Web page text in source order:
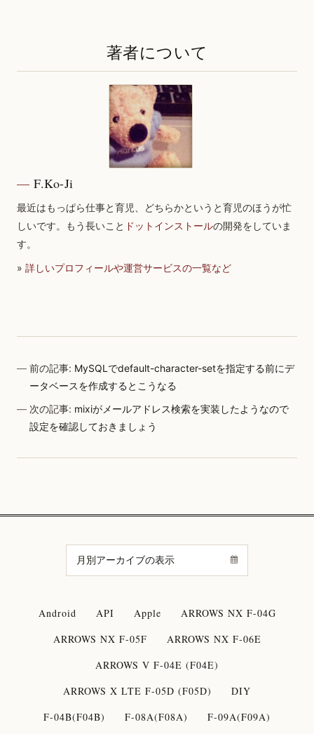
著者について
F.Ko-Ji
最近はもっぱら仕事と育児、どちらかというと育児のほうが忙
しいです。もう長いこと ドットインストールの開発をしていま
す。
» 詳しいプロフィールや運営サービスの一覧など
前の記事: MySQLでdefault-character-setを指定する前にデ
ータベースを作成するとこうなる
次の記事: mixiがメールアドレス検索を実装したようなので
設定を確認しておきましょう
Android API Apple
ARROWS NX F-04G
ARROWS NX F-05F
ARROWS NX F-06E
ARROWS V F-04E (F04E)
ARROWS X LTE F-05D (F05D)
DIY
F-04B(F04B)
F-08A(F08A)
F-09A(F09A)